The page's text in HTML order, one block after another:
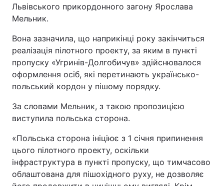
Львівського прикордонного загону Ярослава
Мельник.
Вона зазначила, що наприкінці року закінчиться
реалізація пілотного проекту, за яким в пункті
пропуску «Угринів-Долгобичув» здійснювалося
оформлення осіб, які перетинають українсько-
польський кордон у пішому порядку.
За словами Мельник, з такою пропозицією
виступила польська сторона.
«Польська сторона ініціює з 1 січня припинення
цього пілотного проекту, оскільки
інфраструктура в пункті пропуску, що тимчасово
облаштована для пішохідного руху, не дозволяє